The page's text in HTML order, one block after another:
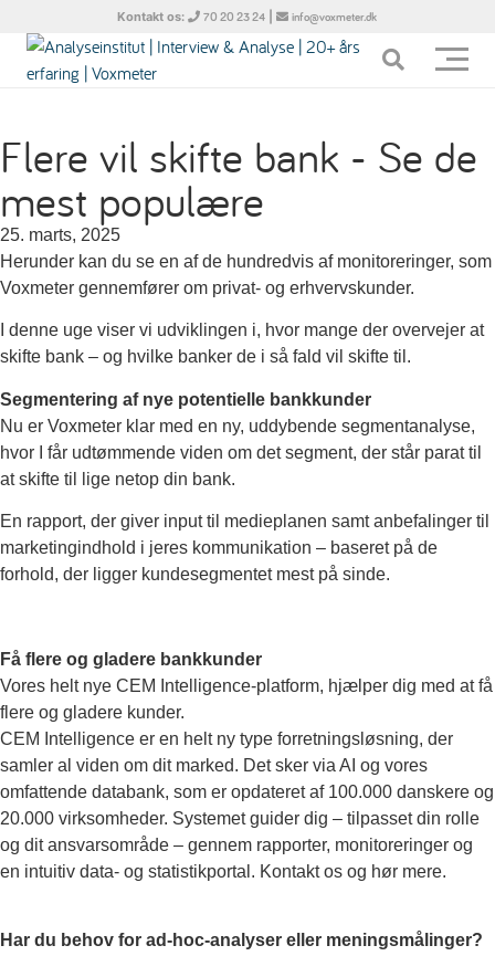
Kontakt os: 70 20 23 24 | info@voxmeter.dk
Flere vil skifte bank - Se de
mest populære
25. marts, 2025
Herunder kan du se en af de hundredvis af monitoreringer, som
Voxmeter gennemfører om privat- og erhvervskunder.
I denne uge viser vi udviklingen i, hvor mange der overvejer at
skifte bank – og hvilke banker de i så fald vil skifte til.
Segmentering af nye potentielle bankkunder
Nu er Voxmeter klar med en ny, uddybende segmentanalyse,
hvor I får udtømmende viden om det segment, der står parat til
at skifte til lige netop din bank.
En rapport, der giver input til medieplanen samt anbefalinger til
marketingindhold i jeres kommunikation – baseret på de
forhold, der ligger kundesegmentet mest på sinde.
Få flere og gladere bankkunder
Vores helt nye CEM Intelligence-platform, hjælper dig med at få
flere og gladere kunder.
CEM Intelligence er en helt ny type forretningsløsning, der
samler al viden om dit marked. Det sker via AI og vores
omfattende databank, som er opdateret af 100.000 danskere og
20.000 virksomheder. Systemet guider dig – tilpasset din rolle
og dit ansvarsområde – gennem rapporter, monitoreringer og
en intuitiv data- og statistikportal. Kontakt os og hør mere.
Har du behov for ad-hoc-analyser eller meningsmålinger?